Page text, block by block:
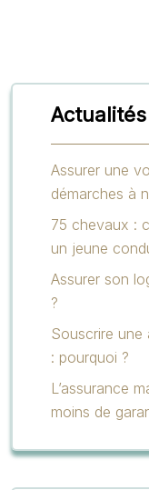
Assurer une
démarches à
75 chevaux :
un jeune
Assurer son
?
Souscrire une
: pourquoi ?
L’assurance
moins de